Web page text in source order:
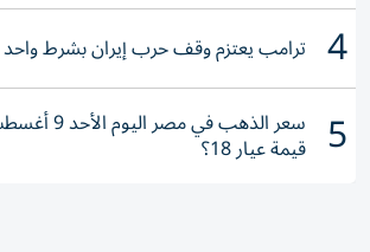
4 ترامب يعتزم وقف حرب إيران بشرط واحد
5 قيمة عيار 18؟